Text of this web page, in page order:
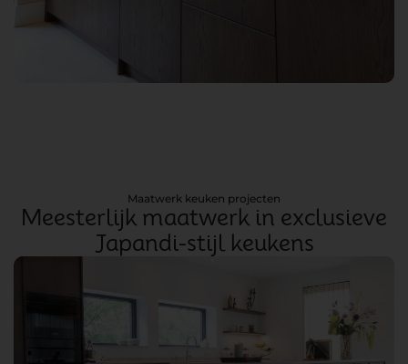
Maatwerk keuken projecten
Meesterlijk maatwerk in exclusieve
Japandi-stijl keukens